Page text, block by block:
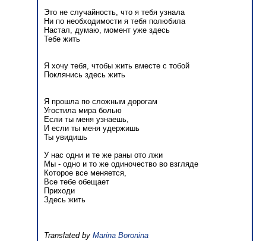
Это не случайность, что я тебя узнала
Ни по необходимости я тебя полюбила
Настал, думаю, момент уже здесь
Тебе жить
Я хочу тебя, чтобы жить вместе с тобой
Поклянись здесь жить
Я прошла по сложным дорогам
Угостила мира болью
Если ты меня узнаешь,
И если ты меня удержишь
Ты увидишь
У нас одни и те же раны ото лжи
Мы - одно и то же одиночество во взгляде
Которое все меняется,
Все тебе обещает
Приходи
Здесь жить
Translated byMarina Boronina